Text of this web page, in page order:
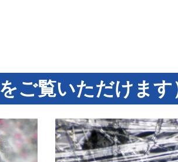
ご覧いただけます